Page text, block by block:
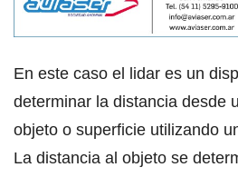
En este caso el lidar es un
determinar la distancia desde
objeto o superficie utilizando
La distancia al objeto se